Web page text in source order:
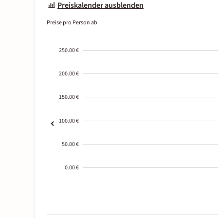
Preiskalender ausblenden
Preise pro Person ab
250.00 €
200.00 €
150.00 €
100.00 €
50.00 €
0.00 €
01-02